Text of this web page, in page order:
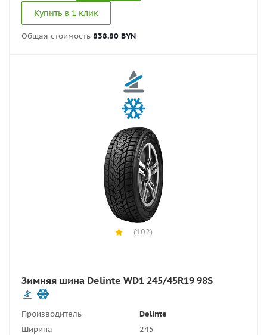
Купить в 1 клик
Общая стоимость 838.80 BYN
(102)
Зимняя шина Delinte WD1 245/45R19 98S
Производитель
Delinte
Ширина
245